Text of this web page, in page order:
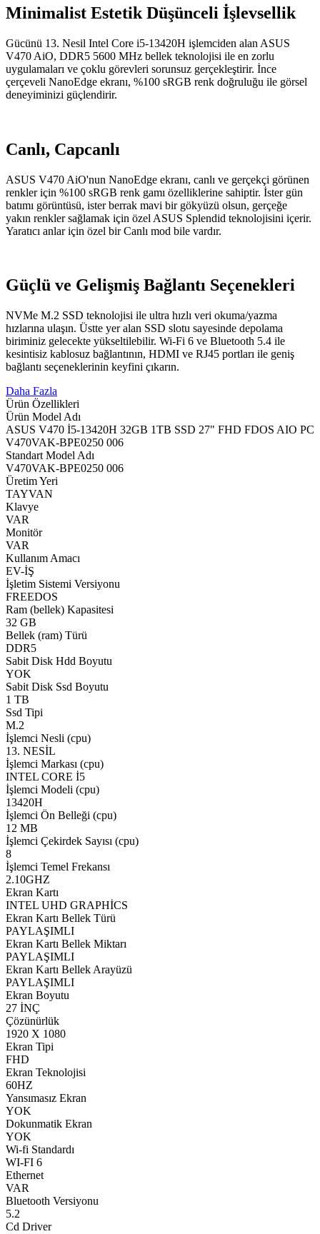
Minimalist Estetik Düşünceli İşlevsellik
Gücünü 13. Nesil Intel Core i5-13420H işlemciden alan ASUS
V470 AiO, DDR5 5600 MHz bellek teknolojisi ile en zorlu
uygulamaları ve çoklu görevleri sorunsuz gerçekleştirir. İnce
çerçeveli NanoEdge ekranı, %100 sRGB renk doğruluğu ile görsel
deneyiminizi güçlendirir.
Canlı, Capcanlı
ASUS V470 AiO'nun NanoEdge ekranı, canlı ve gerçekçi görünen
renkler için %100 sRGB renk gamı özelliklerine sahiptir. İster gün
batımı görüntüsü, ister berrak mavi bir gökyüzü olsun, gerçeğe
yakın renkler sağlamak için özel ASUS Splendid teknolojisini içerir.
Yaratıcı anlar için özel bir Canlı mod bile vardır.
Güçlü ve Gelişmiş Bağlantı Seçenekleri
NVMe M.2 SSD teknolojisi ile ultra hızlı veri okuma/yazma
hızlarına ulaşın. Üstte yer alan SSD slotu sayesinde depolama
biriminiz gelecekte yükseltilebilir. Wi-Fi 6 ve Bluetooth 5.4 ile
kesintisiz kablosuz bağlantının, HDMI ve RJ45 portları ile geniş
bağlantı seçeneklerinin keyfini çıkarın.
Daha Fazla
Ürün Özellikleri
Ürün Model Adı
ASUS V470 İ5-13420H 32GB 1TB SSD 27" FHD FDOS AIO PC
V470VAK-BPE0250 006
Standart Model Adı
V470VAK-BPE0250 006
Üretim Yeri
TAYVAN
Klavye
VAR
Monitör
VAR
Kullanım Amacı
EV-İŞ
İşletim Sistemi Versiyonu
FREEDOS
Ram (bellek) Kapasitesi
32 GB
Bellek (ram) Türü
DDR5
Sabit Disk Hdd Boyutu
YOK
Sabit Disk Ssd Boyutu
1 TB
Ssd Tipi
M.2
İşlemci Nesli (cpu)
13. NESİL
İşlemci Markası (cpu)
INTEL CORE İ5
İşlemci Modeli (cpu)
13420H
İşlemci Ön Belleği (cpu)
12 MB
İşlemci Çekirdek Sayısı (cpu)
8
İşlemci Temel Frekansı
2.10GHZ
Ekran Kartı
INTEL UHD GRAPHİCS
Ekran Kartı Bellek Türü
PAYLAŞIMLI
Ekran Kartı Bellek Miktarı
PAYLAŞIMLI
Ekran Kartı Bellek Arayüzü
PAYLAŞIMLI
Ekran Boyutu
27 İNÇ
Çözünürlük
1920 X 1080
Ekran Tipi
FHD
Ekran Teknolojisi
60HZ
Yansımasız Ekran
YOK
Dokunmatik Ekran
YOK
Wi-fi Standardı
WI-FI 6
Ethernet
VAR
Bluetooth Versiyonu
5.2
Cd Driver